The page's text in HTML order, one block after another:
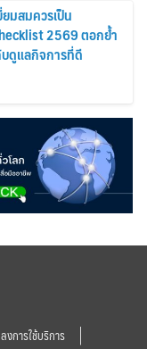
ยมสมควรเป็น
2569 ตอกย้ำ
ดูแลกิจการที่ดี
งการใช้บริการ